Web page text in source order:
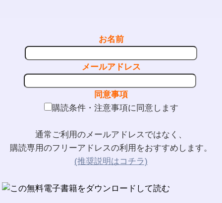
お名前
メールアドレス
同意事項
購読条件・注意事項に同意します
通常ご利用のメールアドレスではなく、
購読専用のフリーアドレスの利用をおすすめします。
(推奨説明はコチラ)